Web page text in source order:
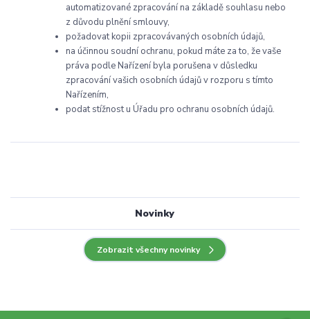
Novinky
Zobrazit všechny novinky
automatizované zpracování na základě souhlasu nebo
z důvodu plnění smlouvy,
požadovat kopii zpracovávaných osobních údajů,
na účinnou soudní ochranu, pokud máte za to, že vaše
práva podle Nařízení byla porušena v důsledku
zpracování vašich osobních údajů v rozporu s tímto
Nařízením,
podat stížnost u Úřadu pro ochranu osobních údajů.